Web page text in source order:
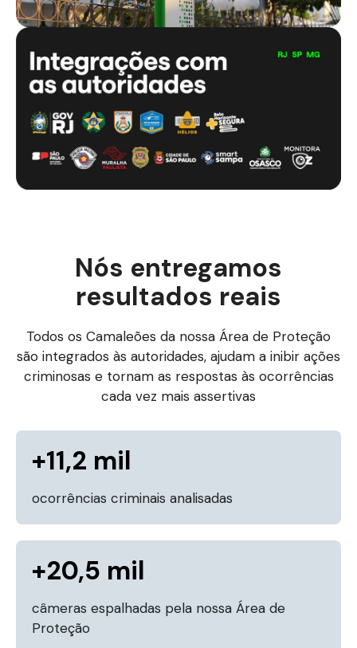
Nós entregamos
resultados reais
Todos os Camaleões da nossa Área de Proteção
são integrados às autoridades, ajudam a inibir ações
criminosas e tornam as respostas às ocorrências
cada vez mais assertivas
+11,2 mil
ocorrências criminais analisadas
+20,5 mil
câmeras espalhadas pela nossa Área de
Proteção